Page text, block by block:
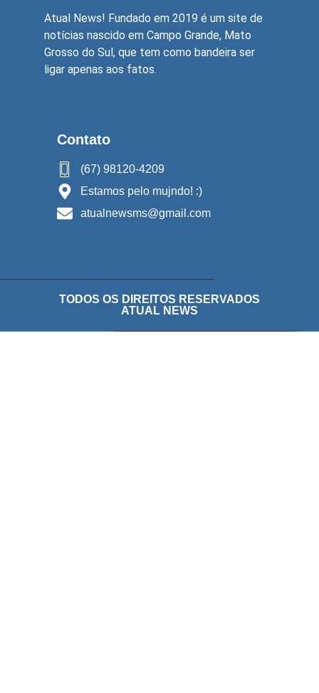
Atual News! Fundado em 2019 é um site de
notícias nascido em Campo Grande, Mato
Grosso do Sul, que tem como bandeira ser
ligar apenas aos fatos.
Contato
(67) 98120-4209
Estamos pelo mujndo! :)
atualnewsms@gmail.com
TODOS OS DIREITOS RESERVADOS
ATUAL NEWS